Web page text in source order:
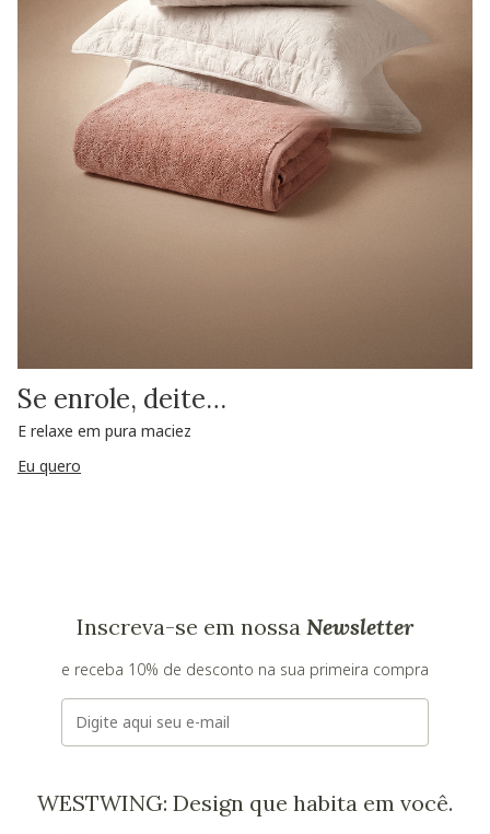
Se enrole, deite…
E relaxe em pura maciez
Eu quero
Inscreva-se em nossa Newsletter
e receba 10% de desconto na sua primeira compra
E-mail
WESTWING: Design que habita em você.